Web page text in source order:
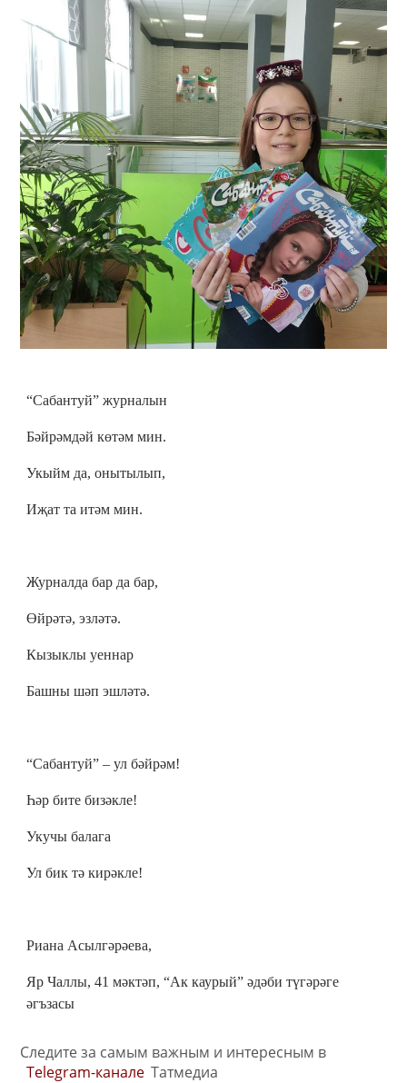
“Сабантуй” журналын
Бәйрәмдәй көтәм мин.
Укыйм да, онытылып,
Иҗат та итәм мин.
Журналда бар да бар,
Өйрәтә, эзләтә.
Кызыклы уеннар
Башны шәп эшләтә.
“Сабантуй” – ул бәйрәм!
Һәр бите бизәкле!
Укучы балага
Ул бик тә кирәкле!
Риана Асылгәрәева,
Яр Чаллы, 41 мәктәп, “Ак каурый” әдәби түгәрәге
әгъзасы
Следите за самым важным и интересным в
Telegram-канале Татмедиа